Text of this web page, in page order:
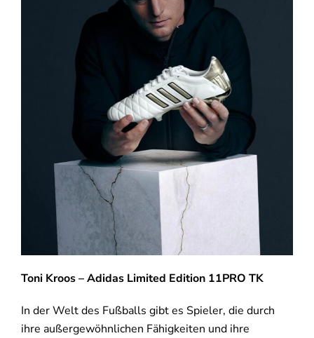
Toni Kroos – Adidas Limited Edition 11PRO TK
In der Welt des Fußballs gibt es Spieler, die durch
ihre außergewöhnlichen Fähigkeiten und ihre